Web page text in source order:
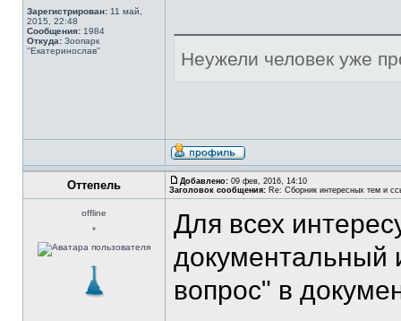
Зарегистрирован: 11 май,
2015, 22:48
Сообщения: 1984
Откуда: Зоопарк
''Екатеринослав''
Неужели человек уже
Оттепель Добавлено: 09 фев, 2016, 14:10
Заголовок сообщения: Re: Сборник интересных тем и
offline
*
Для всех
документальный
вопрос" в